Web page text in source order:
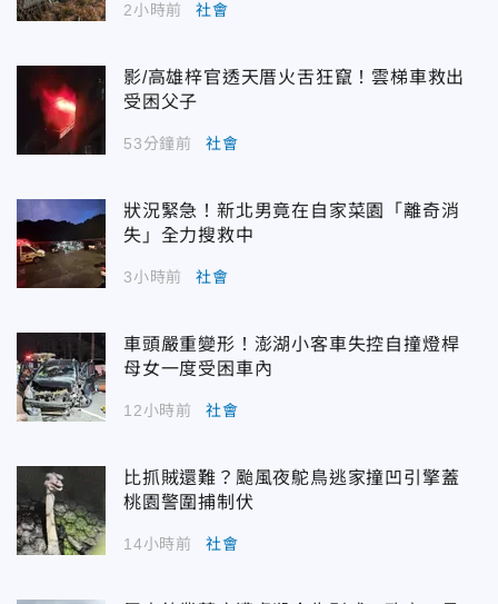
2小時前 社會
影/高雄梓官透天厝火舌狂竄！雲梯車救出
受困父子
53分鐘前 社會
狀況緊急！新北男竟在自家菜園「離奇消
失」全力搜救中
3小時前 社會
車頭嚴重變形！澎湖小客車失控自撞燈桿
母女一度受困車內
12小時前 社會
比抓賊還難？颱風夜鴕鳥逃家撞凹引擎蓋
桃園警圍捕制伏
14小時前 社會